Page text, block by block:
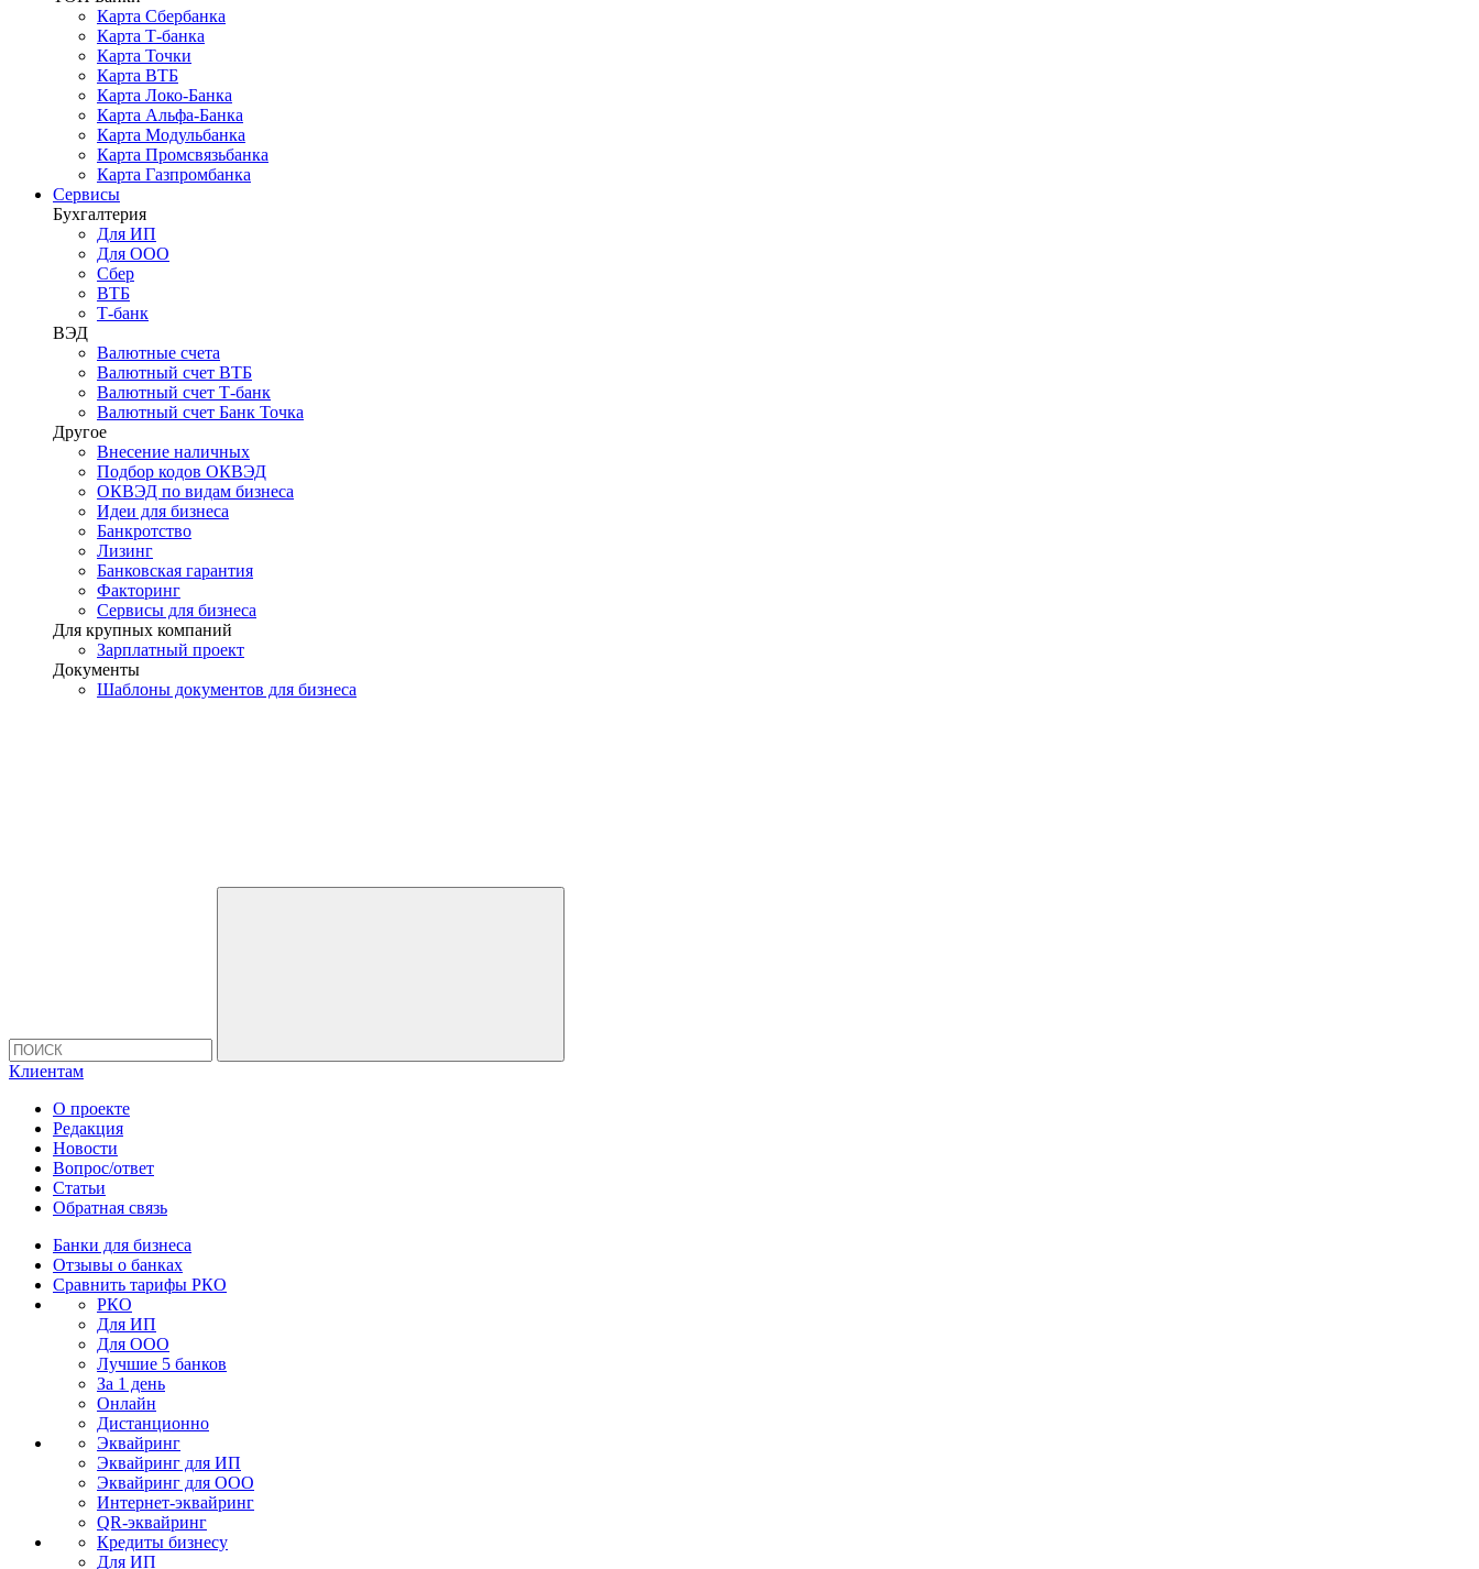
Карта Сбербанка
Карта Т-банка
Карта Точки
Карта ВТБ
Карта Локо-Банка
Карта Альфа-Банка
Карта Модульбанка
Карта Промсвязьбанка
Карта Газпромбанка
Сервисы
Бухгалтерия
Для ИП
Для ООО
Сбер
ВТБ
Т-банк
ВЭД
Валютные счета
Валютный счет ВТБ
Валютный счет Т-банк
Валютный счет Банк Точка
Другое
Внесение наличных
Подбор кодов ОКВЭД
ОКВЭД по видам бизнеса
Идеи для бизнеса
Банкротство
Лизинг
Банковская гарантия
Факторинг
Сервисы для бизнеса
Для крупных компаний
Зарплатный проект
Документы
Шаблоны документов для бизнеса
Клиентам
О проекте
Редакция
Новости
Вопрос/ответ
Статьи
Обратная связь
Банки для бизнеса
Отзывы о банках
Сравнить тарифы РКО
РКО
Для ИП
Для ООО
Лучшие 5 банков
За 1 день
Онлайн
Дистанционно
Эквайринг
Эквайринг для ИП
Эквайринг для ООО
Интернет-эквайринг
QR-эквайринг
Кредиты бизнесу
Для ИП